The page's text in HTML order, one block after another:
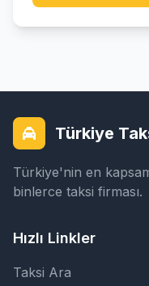
Türkiye
Türkiye'nin en
binlerce taksi firması.
Hızlı Linkler
Taksi Ara